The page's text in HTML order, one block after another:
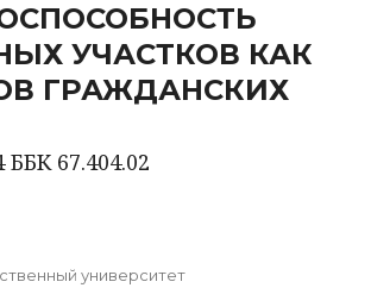
УЧАСТКОВ КАК
ГРАЖДАНСКИХ
ББК 67.404.02
университет